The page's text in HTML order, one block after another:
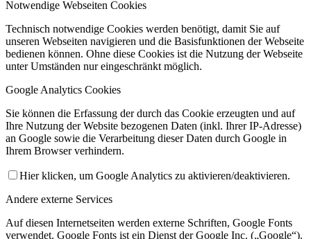
Mitglied werden
Notwendige Webseiten Cookies
Technisch notwendige Cookies werden benötigt, damit Sie auf
unseren Webseiten navigieren und die Basisfunktionen der Webseite
bedienen können. Ohne diese Cookies ist die Nutzung der Webseite
unter Umständen nur eingeschränkt möglich.
Google Analytics Cookies
Sie können die Erfassung der durch das Cookie erzeugten und auf
Ihre Nutzung der Website bezogenen Daten (inkl. Ihrer IP-Adresse)
an Google sowie die Verarbeitung dieser Daten durch Google in
Ihrem Browser verhindern.
Hier klicken, um Google Analytics zu aktivieren/deaktivieren.
Andere externe Services
Auf diesen Internetseiten werden externe Schriften, Google Fonts
verwendet. Google Fonts ist ein Dienst der Google Inc. („Google“).